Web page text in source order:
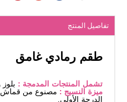
تفاصيل المنتج
طقم رمادي غامق
تشمل المنتجات المدمجة :
ميزة النسيج : مصنوع من قماش
الدرجة الأولى.